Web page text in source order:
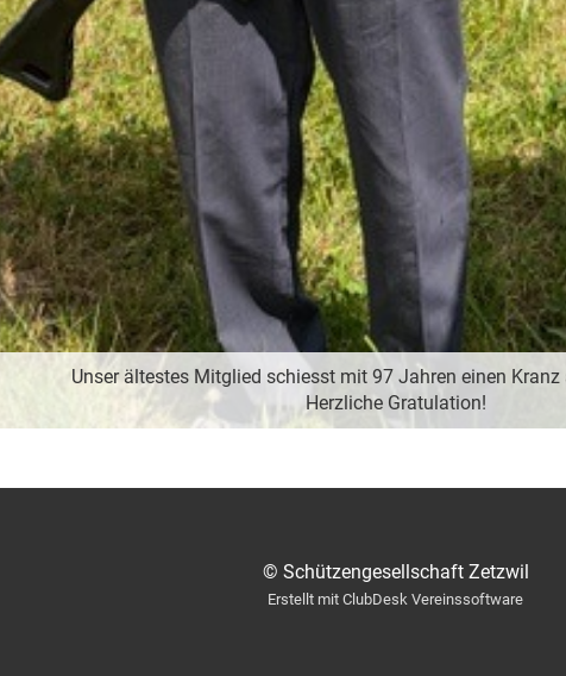
Unser ältestes Mitglied schiesst mit 97 Jahren einen Kranz
Herzliche Gratulation!
© Schützengesellschaft Zetzwil
Erstellt mit ClubDesk Vereinssoftware